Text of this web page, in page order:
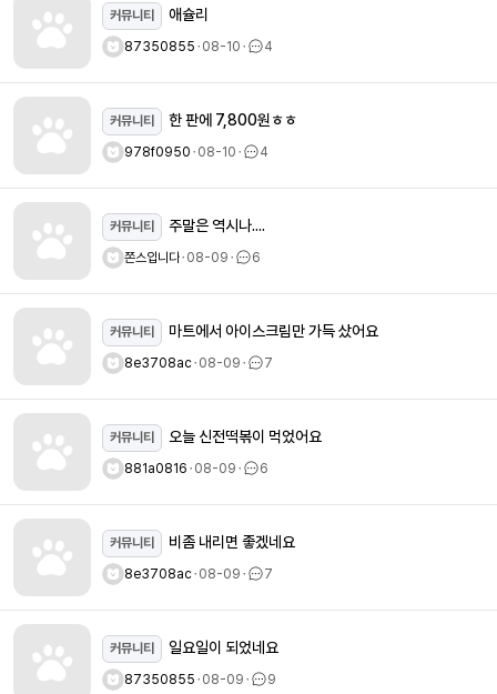
커뮤니티 애슐리
87350855ㆍ08-10ㆍ 4
커뮤니티 한 판에 7,800원ㅎㅎ
978f0950ㆍ08-10ㆍ 4
커뮤니티 주말은 역시나....
쫀스입니다ㆍ08-09ㆍ 6
커뮤니티 마트에서 아이스크림만 가득 샀어요
8e3708acㆍ08-09ㆍ 7
커뮤니티 오늘 신전떡볶이 먹었어요
881a0816ㆍ08-09ㆍ 6
커뮤니티 비좀 내리면 좋겠네요
8e3708acㆍ08-09ㆍ 7
커뮤니티 일요일이 되었네요
87350855ㆍ08-09ㆍ 9